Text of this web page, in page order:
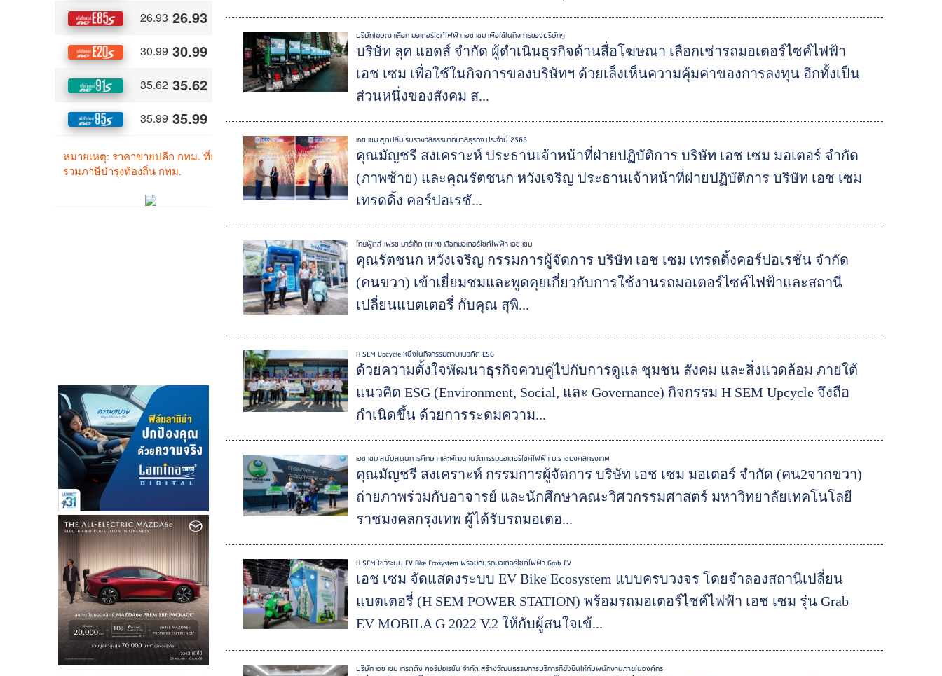
บริษัทโฆษณาเลือก มอเตอร์ไซค์ไฟฟ้า เอช เซม เพื่อใช้ในกิจการของบริษัทฯ
บริษัท ลุค แอดส์ จำกัด ผู้ดำเนินธุรกิจด้านสื่อโฆษณา เลือกเช่ารถมอเตอร์ไซค์ไฟฟ้า
เอช เซม เพื่อใช้ในกิจการของบริษัทฯ ด้วยเล็งเห็นความคุ้มค่าของการลงทุน อีกทั้งเป็น
ส่วนหนึ่งของสังคม ส...
เอช เซม สุดปลื้ม รับรางวัลธรรมาภิบาลธุรกิจ ประจำปี 2566
คุณมัญชรี สงเคราะห์ ประธานเจ้าหน้าที่ฝ่ายปฏิบัติการ บริษัท เอช เซม มอเตอร์ จำกัด
(ภาพซ้าย) และคุณรัตชนก หวังเจริญ ประธานเจ้าหน้าที่ฝ่ายปฏิบัติการ บริษัท เอช เซม
เทรดดิ้ง คอร์ปอเรชั...
ไทยฟู้ดส์ เฟรช มาร์เก็ต (TFM) เลือกมอเตอร์ไซค์ไฟฟ้า เอช เซม
คุณรัตชนก หวังเจริญ กรรมการผู้จัดการ บริษัท เอช เซม เทรดดิ้งคอร์ปอเรชั่น จำกัด
(คนขวา) เข้าเยี่ยมชมและพูดคุยเกี่ยวกับการใช้งานรถมอเตอร์ไซค์ไฟฟ้าและสถานี
เปลี่ยนแบตเตอรี่ กับคุณ สุพิ...
H SEM Upcycle หนึ่งในกิจกรรมตามแนวคิด ESG
ด้วยความตั้งใจพัฒนาธุรกิจควบคู่ไปกับการดูแล ชุมชน สังคม และสิ่งแวดล้อม ภายใต้
แนวคิด ESG (Environment, Social, และ Governance) กิจกรรม H SEM Upcycle จึงถือ
กำเนิดขึ้น ด้วยการระดมความ...
เอช เซม สนับสนุนการศึกษา และพัฒนานวัตกรรมมอเตอร์ไซค์ไฟฟ้า ม.ราชมงคลกรุงเทพ
คุณมัญชรี สงเคราะห์ กรรมการผู้จัดการ บริษัท เอช เซม มอเตอร์ จำกัด (คน2จากขวา)
ถ่ายภาพร่วมกับอาจารย์ และนักศึกษาคณะวิศวกรรมศาสตร์ มหาวิทยาลัยเทคโนโลยี
ราชมงคลกรุงเทพ ผู้ได้รับรถมอเตอ...
H SEM โชว์ระบบ EV Bike Ecosystem พร้อมกับรถมอเตอร์ไซค์ไฟฟ้า Grab EV
เอช เซม จัดแสดงระบบ EV Bike Ecosystem แบบครบวงจร โดยจำลองสถานีเปลี่ยน
แบตเตอรี่ (H SEM POWER STATION) พร้อมรถมอเตอร์ไซค์ไฟฟ้า เอช เซม รุ่น Grab
EV MOBILA G 2022 V.2 ให้กับผู้สนใจเข้...
บริษัท เอช เซม เทรดดิ้ง คอร์ปอเรชั่น จำกัด สร้างวัฒนธรรมการบริการที่ยั่งยืนให้กับพนักงานภายในองค์กร